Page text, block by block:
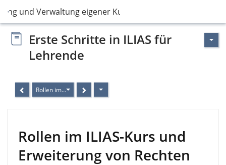
und Verwaltung eigener Kurse in ILIAS
Erste Schritte in ILIAS für
Lehrende
Rollen im ILIAS-Kurs und Erweiterung von Rechten für Tutor*innen
Rollen im ILIAS-Kurs und
Erweiterung von Rechten